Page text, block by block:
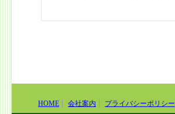
HOME 会社案内 プライバシーポリシー